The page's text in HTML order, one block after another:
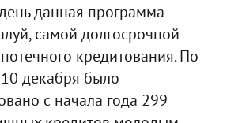
данная программа
самой долгосрочной
кредитования. По
декабря было
с начала года 299